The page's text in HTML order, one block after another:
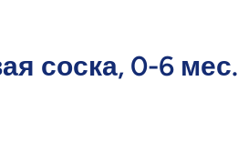
соска, 0-6 мес.